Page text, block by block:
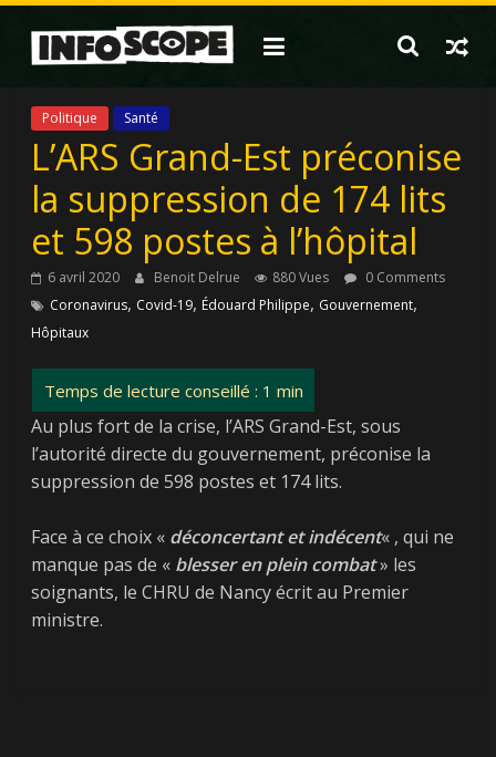
Passer
contenu
Politique Santé
L’ARS Grand-Est préconise
la suppression de 174 lits
et 598 postes à l’hôpital
6 avril 2020 Benoit Delrue 880 Vues
0 Comments
Coronavirus, Covid-19, Édouard Philippe, Gouvernement,
Hôpitaux
Au plus fort de la crise, l’ARS Grand-Est, sous
l’autorité directe du gouvernement, préconise la
suppression de 598 postes et 174 lits.
Face à ce choix « déconcertant et indécent« , qui ne
manque pas de « blesser en plein combat» les
soignants, le CHRU de Nancy écrit au Premier
ministre.
← Previous
A l’attention des
15.000 abonnés à
[Vidéo] Un Pognon
de Dingue, le
documentaire